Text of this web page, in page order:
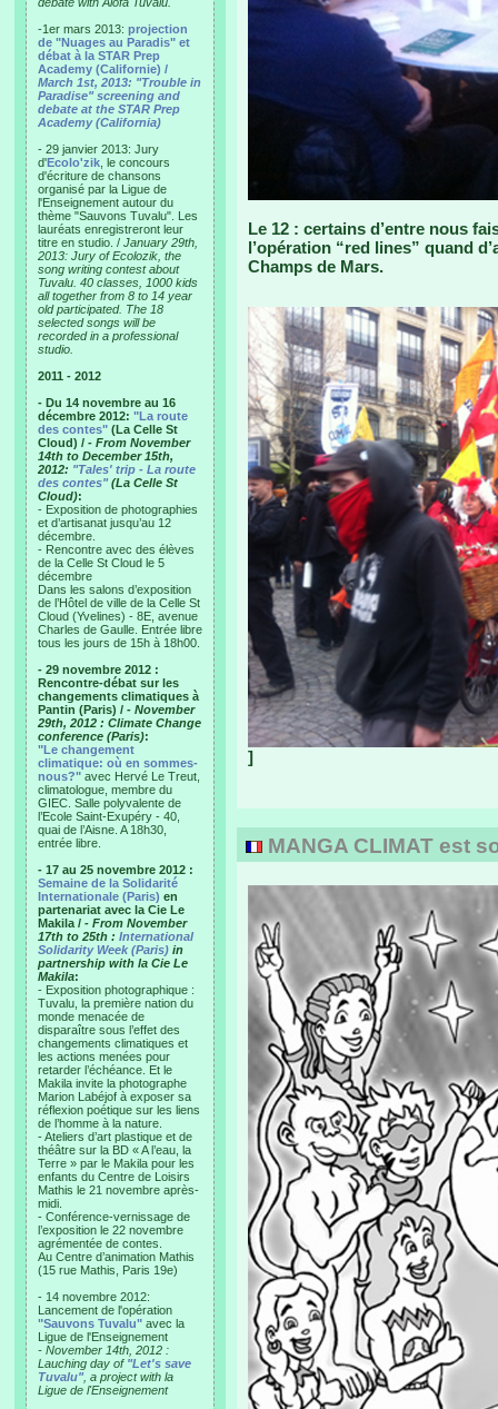
-1er mars 2013: projection
de "Nuages au Paradis" et
débat à la STAR Prep
Academy (Californie) /
March 1st, 2013: "Trouble in
Paradise" screening and
debate at the STAR Prep
Academy (California)
- 29 janvier 2013: Jury
d'Ecolo'zik , le concours
d'écriture de chansons
organisé par la Ligue de
l'Enseignement autour du
thème "Sauvons Tuvalu". Les
lauréats enregistreront leur
titre en studio. / January 29th,
2013: Jury of Ecolozik, the
song writing contest about
Tuvalu. 40 classes, 1000 kids
all together from 8 to 14 year
old participated. The 18
selected songs will be
recorded in a professional
studio.
2011 - 2012
- Du 14 novembre au 16
décembre 2012: "La route
des contes" (La Celle St
Cloud) / - From November
14th to December 15th,
2012: "Tales' trip - La route
des contes"(La Celle St
Cloud):
- Exposition de photographies
et d’artisanat jusqu’au 12
décembre.
- Rencontre avec des élèves
de la Celle St Cloud le 5
décembre
Dans les salons d’exposition
de l’Hôtel de ville de la Celle St
Cloud (Yvelines) - 8E, avenue
Charles de Gaulle. Entrée libre
tous les jours de 15h à 18h00.
- 29 novembre 2012 :
Rencontre-débat sur les
changements climatiques à
Pantin (Paris) / - November
29th, 2012 : Climate Change
conference (Paris):
"Le changement
climatique: où en sommes-
nous?" avec Hervé Le Treut,
climatologue, membre du
GIEC. Salle polyvalente de
l’Ecole Saint-Exupéry - 40,
quai de l’Aisne. A 18h30,
entrée libre.
- 17 au 25 novembre 2012 :
Semaine de la Solidarité
Internationale (Paris) en
partenariat avec la Cie Le
Makila / - From November
17th to 25th : International
Solidarity Week (Paris) in
partnership with la Cie Le
Makila:
- Exposition photographique :
Tuvalu, la première nation du
monde menacée de
disparaître sous l’effet des
changements climatiques et
les actions menées pour
retarder l’échéance. Et le
Makila invite la photographe
Marion Labéjof à exposer sa
réflexion poétique sur les liens
de l’homme à la nature.
- Ateliers d’art plastique et de
théâtre sur la BD « A l’eau, la
Terre » par le Makila pour les
enfants du Centre de Loisirs
Mathis le 21 novembre après-
midi.
- Conférence-vernissage de
l’exposition le 22 novembre
agrémentée de contes.
Au Centre d’animation Mathis
(15 rue Mathis, Paris 19e)
- 14 novembre 2012:
Lancement de l'opération
"Sauvons Tuvalu" avec la
Ligue de l'Enseignement
- November 14th, 2012 :
Lauching day of "Let's save
Tuvalu", a project with la
Ligue de l'Enseignement
Le 12 : certains d’entre nous
l’opération “red lines” quand
Champs de Mars.
]
MANGA CLIMAT est